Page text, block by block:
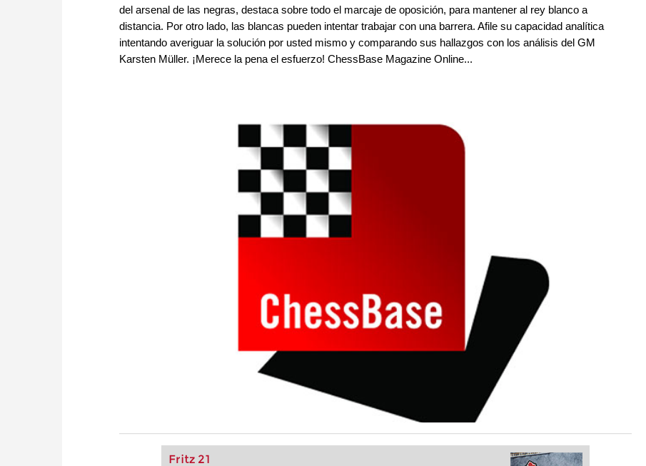
del arsenal de las negras, destaca sobre todo el marcaje de oposición, para mantener al rey blanco a
distancia. Por otro lado, las blancas pueden intentar trabajar con una barrera. Afile su capacidad analítica
intentando averiguar la solución por usted mismo y comparando sus hallazgos con los análisis del GM
Karsten Müller. ¡Merece la pena el esfuerzo! ChessBase Magazine Online...
Fritz 21